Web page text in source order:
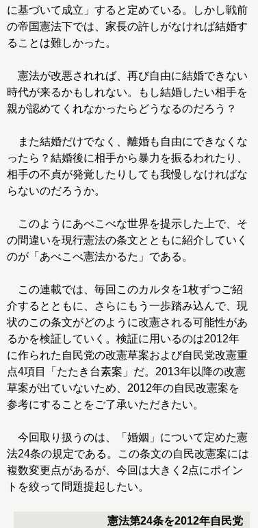
に基づいて成立」すると定めている。しかし戦前
の帝国憲法下では、家長の許しがなければ結婚す
ることは難しかった。
憲法が改悪されれば、再び自由に結婚できない
時代が来るかもしれない。もし結婚したい相手を
親が認めてくれなかったらどうなるのだろう？
また結婚だけでなく、離婚も自由にできなくな
ったら？結婚後に相手から暴力を振るわれたり、
相手の不貞が発覚したりしても我慢しなければな
らないのだろうか。
このようにあべこべな世界を提示した上で、そ
の間違いを現行憲法の条文とともに紹介していく
のが「あべこべ憲法かるた」である。
この連載では、毎回このカルタを1枚ずつご紹
介するとともに、さらにもう一歩踏み込んで、現
状のこの条文がどのように改憲される可能性があ
るかを検証していく。検証に用いるのは2012年
に作られた自民党の改憲草案および自民党改憲重
点4項目「たたき台素案」だ。2013年以降の改憲
草案が出ていないため、2012年の自民改憲案を
参考にすることをご了承いただきたい。
今回取り扱うのは、「婚姻」について定めた憲
法24条の規定である。この条文の自民改憲案には
複数変更点があるが、今回は大きく2点にポイン
トを絞って問題提起したい。
憲法第24条を2012年自民党